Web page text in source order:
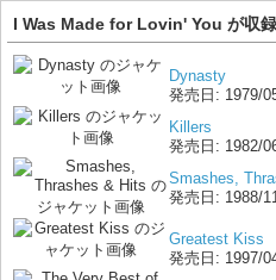
I Was Made for Lovin' You が収
Dynasty
発売日: 1979/
Killers
発売日: 1982/
Smashes,
発売日: 1988/
Greatest Kiss
発売日: 1997/